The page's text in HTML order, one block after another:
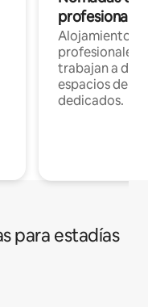
Alojamientos
profesionales
trabajan a
espacios de
dedicados.
para estadías